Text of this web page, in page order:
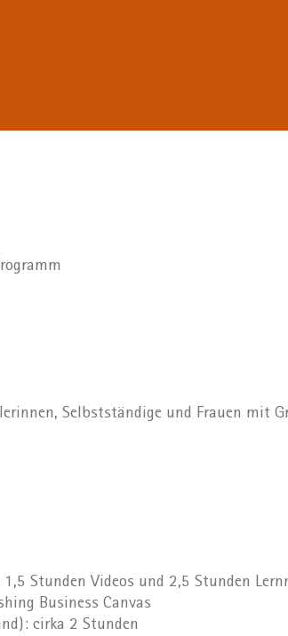
Selbstständige und Frauen mit
Stunden Videos und 2,5 Stunden
Business Canvas
cirka 2 Stunden